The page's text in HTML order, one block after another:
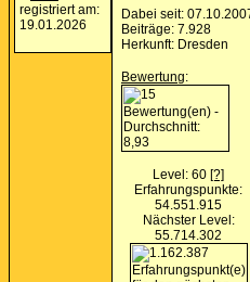
registriert am:
19.01.2026
Dabei seit:
Beiträge: 7.928
Herkunft: Dresden
Bewertung:
Level: 60 [?]
Erfahrungspunkte:
54.551.915
Nächster Level:
55.714.302